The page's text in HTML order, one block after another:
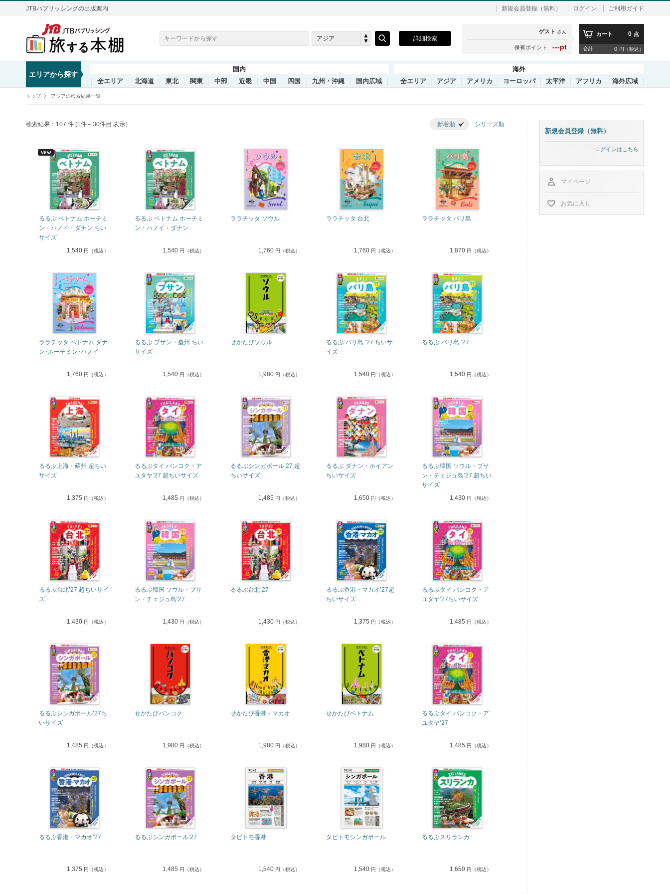
JTBパブリッシングの出版案内 新規会員登録（無料） ログイン ご利用ガイド
アジア 詳細検索
ゲスト さん
保有ポイント ---pt
カート 0 点
合計 0 円（税込）
エリアから探す
国内
全エリア
北海道 東北 関東 中部 近畿 中国 四国 九州・沖縄 国内広域
海外
全エリア
アジア アメリカ ヨーロッパ 太平洋 アフリカ 海外広域
トップ アジアの検索結果一覧
検索結果：107 件 (1件～30件目 表示） 新着順 シリーズ順
るるぶ ベトナム ホーチミ
ン・ハノイ・ダナン ちい
サイズ
1,540 円（税込）
るるぶ ベトナム ホーチミ
ン・ハノイ・ダナン
1,540 円（税込）
ララチッタ ソウル
1,760 円（税込）
ララチッタ 台北
1,760 円（税込）
ララチッタ バリ島
1,870 円（税込）
ララチッタ ベトナム ダナ
ン･ホーチミン･ハノイ
1,760 円（税込）
るるぶ プサン・慶州 ちい
サイズ
1,540 円（税込）
せかたびソウル
1,980 円（税込）
るるぶ バリ島 ’27 ちいサ
イズ
1,540 円（税込）
るるぶ バリ島 ’27
1,540 円（税込）
るるぶ上海・蘇州 超ちい
サイズ
1,375 円（税込）
るるぶタイ バンコク・ア
ユタヤ’27 超ちいサイズ
1,485 円（税込）
るるぶシンガポール’27 超
ちいサイズ
1,485 円（税込）
るるぶ ダナン・ホイアン
ちいサイズ
1,650 円（税込）
るるぶ韓国 ソウル・プサ
ン・チェジュ島’27 超ちい
サイズ
1,430 円（税込）
るるぶ台北’27 超ちいサイ
ズ
1,430 円（税込）
るるぶ韓国 ソウル・プサ
ン・チェジュ島’27
1,430 円（税込）
るるぶ台北’27
1,430 円（税込）
るるぶ香港・マカオ’27超
ちいサイズ
1,375 円（税込）
るるぶタイ バンコク・ア
ユタヤ’27ちいサイズ
1,485 円（税込）
るるぶシンガポール’27ち
いサイズ
1,485 円（税込）
せかたびバンコク
1,980 円（税込）
せかたび香港・マカオ
1,980 円（税込）
せかたびベトナム
1,980 円（税込）
るるぶタイ バンコク・ア
ユタヤ’27
1,485 円（税込）
るるぶ香港・マカオ’27
1,375 円（税込）
るるぶシンガポール’27
1,485 円（税込）
タビトモ香港
1,540 円（税込）
タビトモシンガポール
1,540 円（税込）
るるぶスリランカ
1,650 円（税込）
新規会員登録（無料）
ログインはこちら
マイページ
お気に入り